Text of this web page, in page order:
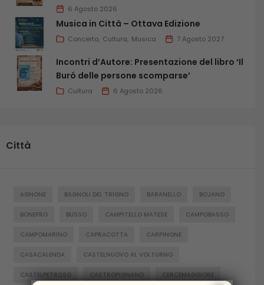
6 Agosto 2026
Musica in Città – Ottava Edizione
Concerto Cultura Musica 7 Agosto 2027
Incontri d’Autore: Presentazione del libro ‘Il
Buró delle persone scomparse’
Cultura 6 Agosto 2026
Città
AGNONE BAGNOLI DEL TRIGNO BARANELLO BOJANO
BONEFRO BUSSO CAMPITELLO MATESE CAMPOBASSO
CAMPOMARINO CAPRACOTTA CARPINONE
CASACALENDA CASTELNUOVO AL VOLTURNO
CASTELPETROSO CASTROPIGNANO CERCEMAGGIORE